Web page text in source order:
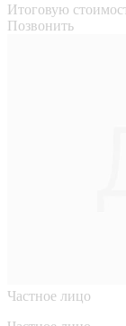
Итоговую
Позвонить
Частное лицо